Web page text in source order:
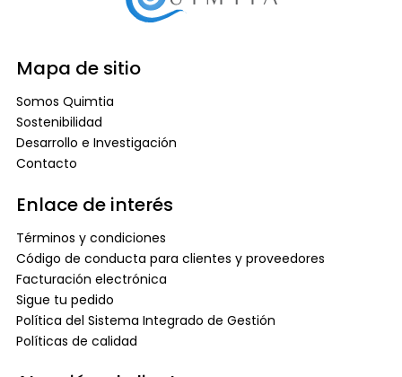
Mapa de sitio
Somos Quimtia
Sostenibilidad
Desarrollo e Investigación
Contacto
Enlace de interés
Términos y condiciones
Código de conducta para clientes y proveedores
Facturación electrónica
Sigue tu pedido
Política del Sistema Integrado de Gestión
Políticas de calidad